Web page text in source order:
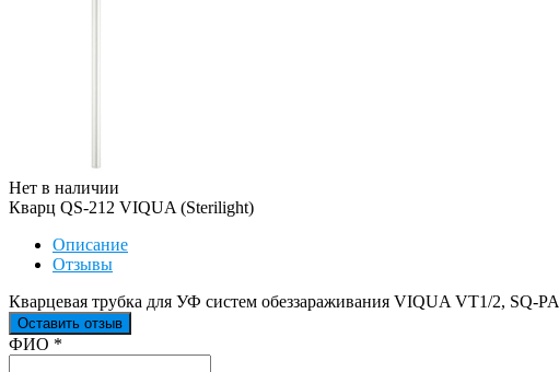
Нет в наличии
Кварц QS-212 VIQUA (Sterilight)
Описание
Отзывы
Кварцевая трубка для УФ систем обеззараживания VIQUA VT1/2, SQ-PA
Оставить отзыв
Ваш отзыв был отправлен!
ФИО *